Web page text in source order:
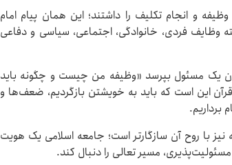
و انجام تکلیف را داشتند؛ این همان پیام امام
وظایف فردی، خانوادگی، اجتماعی، سیاسی و دفاعی
یک مسئول بپرسد «وظیفه من چیست و چگونه باید
این است که باید به خویشتن بازگردیم، ضعف‌ها و
برداریم.
با روح آن سازگارتر است؛ جامعه اسلامی یک هویت
مسیر تعالی را دنبال کند.